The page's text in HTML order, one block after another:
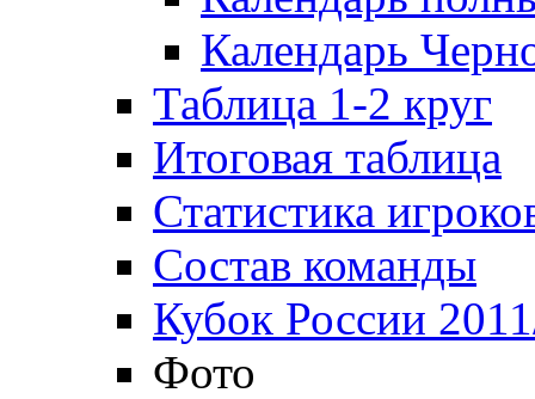
Календарь
Таблица 1-2 круг
Итоговая таблица
Статистика
Состав команды
Кубок России
Фото